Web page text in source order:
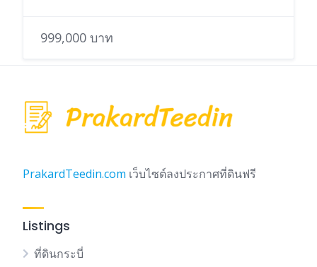
999,000 บาท
PrakardTeedin.com เว็บไซต์ลงประกาศที่ดินฟรี
Listings
ที่ดินกระบี่